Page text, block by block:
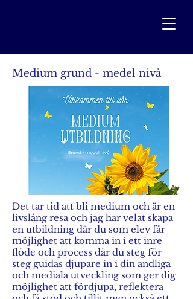
Medium grund - medel nivå
Det tar tid att bli medium och är en
livslång resa och jag har velat skapa
en utbildning där du som elev får
möjlighet att komma in i ett inre
flöde och process där du steg för
steg guidas djupare in i din andliga
och mediala utveckling som ger dig
möjlighet att fördjupa, reflektera